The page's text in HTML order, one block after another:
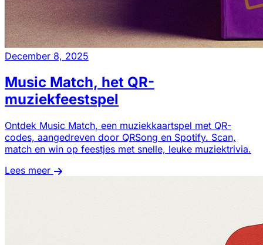
December 8, 2025
Music Match, het QR-
muziekfeestspel
Ontdek Music Match, een muziekkaartspel met QR-
codes, aangedreven door QRSong en Spotify. Scan,
match en win op feestjes met snelle, leuke muziektrivia.
Lees meer